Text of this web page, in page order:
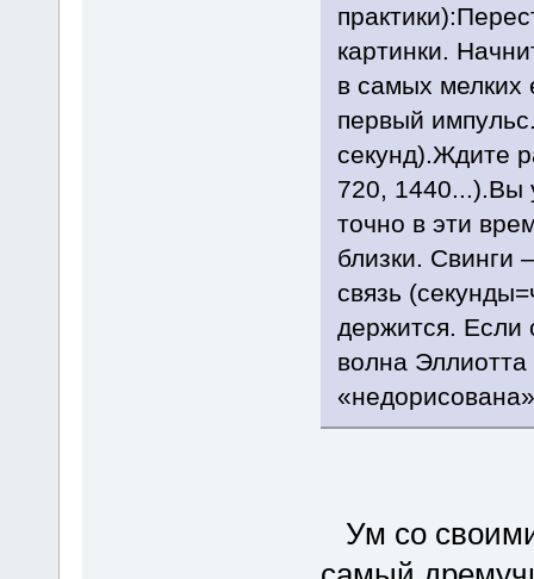
картинки.
в самых мелких
первый
секунд).Ждите
720, 1440...).Вы
точно в эти
близки. Свинги
связь
держится. Если
волна
Ум со